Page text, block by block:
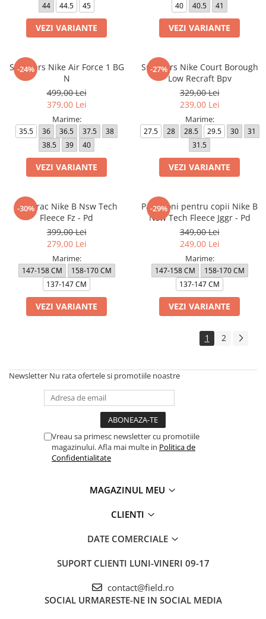
44
44.5 45
VEZI VARIANTE
40
40.5 41
VEZI VARIANTE
-24%
Sneakers Nike Air Force 1 BG
N
499,00 Lei
379,00 Lei
Marime:
35.5 36 36.5 37.5
38
38.5
39 40
VEZI VARIANTE
-27%
Sneakers Nike Court Borough
Low Recraft Bpv
329,00 Lei
239,00 Lei
Marime:
27.5 28 28.5 29.5 30
31
31.5
VEZI VARIANTE
-30%
Hanorac Nike B Nsw Tech
Fleece Fz - Pd
399,00 Lei
279,00 Lei
Marime:
147-158 CM
158-170 CM
137-147 CM
VEZI VARIANTE
-29%
Pantaloni pentru copii Nike B
Nsw Tech Fleece Jggr - Pd
349,00 Lei
249,00 Lei
Marime:
147-158 CM
158-170 CM
137-147 CM
VEZI VARIANTE
1 2
Newsletter Nu rata ofertele si promotiile noastre
Vreau sa primesc newsletter cu promotiile
magazinului. Afla mai multe in Politica de
Confidentialitate
MAGAZINUL MEU
CLIENTI
DATE COMERCIALE
SUPORT CLIENTI LUNI-VINERI 09-17
contact@field.ro
SOCIAL URMARESTE-NE IN SOCIAL MEDIA